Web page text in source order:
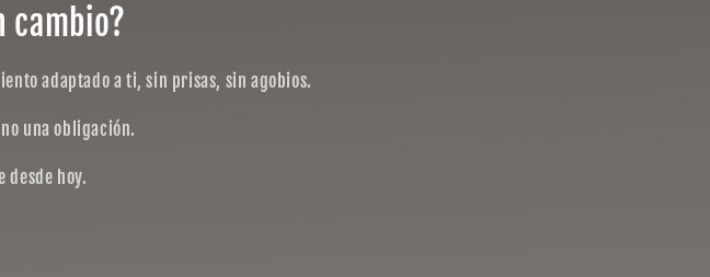
cambio?
adaptado a ti, sin prisas, sin agobios.
una obligación.
desde hoy.